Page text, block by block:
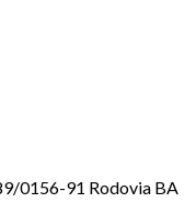
0156-91 Rodovia BA